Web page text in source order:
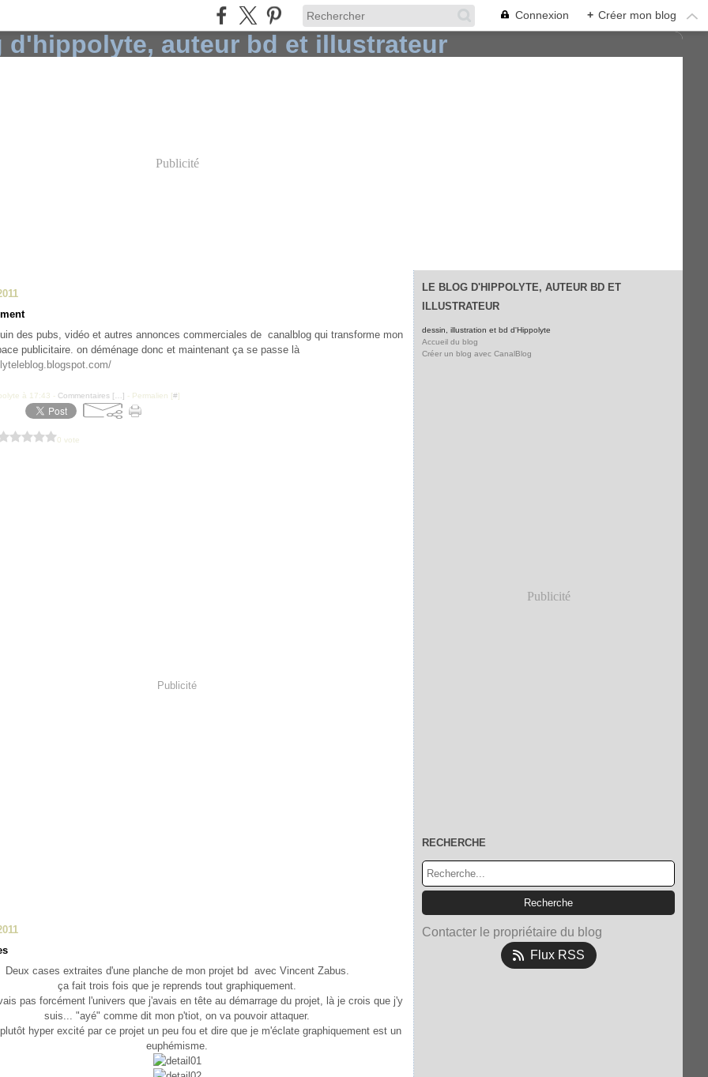
Connexion + Créer mon blog
Publicité
des pubs, vidéo et autres annonces commerciales de canalblog qui transforme mon
publicitaire. on déménage donc et maintenant ça se passe là
à 17:43 - Commentaires [ ] - Permalien [#]
0 vote
Publicité
Deux cases extraites d'une planche de mon projet bd avec Vincent Zabus.
ça fait trois fois que je reprends tout graphiquement.
pas forcément l'univers que j'avais en tête au démarrage du projet, là je crois que j'y
suis... "ayé" comme dit mon p'tiot, on va pouvoir attaquer.
hyper excité par ce projet un peu fou et dire que je m'éclate graphiquement est un
euphémisme.
LE BLOG D'HIPPOLYTE, AUTEUR BD ET
ILLUSTRATEUR
dessin, illustration et bd d'Hippolyte
Accueil du blog
Créer un blog avec CanalBlog
Publicité
RECHERCHE
Contacter le propriétaire du blog
Flux RSS